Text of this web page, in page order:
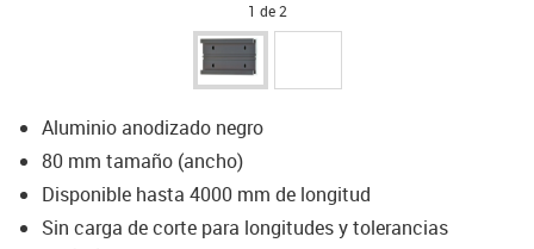
1 de 2
Aluminio anodizado negro
80 mm tamaño (ancho)
Disponible hasta 4000 mm de longitud
Sin carga de corte para longitudes y tolerancias